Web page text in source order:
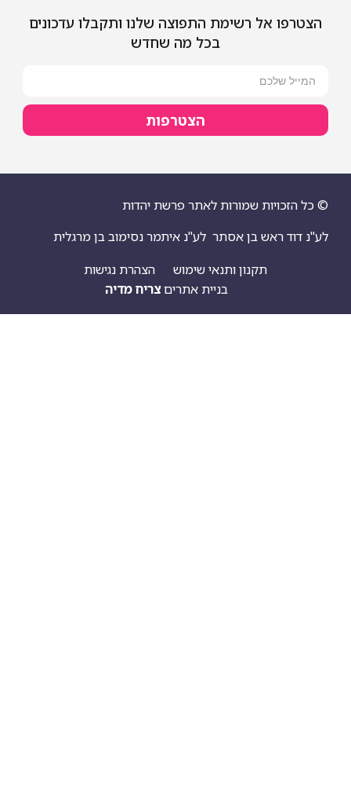
אל רשימת התפוצה שלנו ותקבלו עדכונים
בכל מה שחדש
שמורות לאתר פרשת יהדות
ראש בן אסתר לע"נ איתמר נסימוב בן מרגלית
תקנון ותנאי שימוש
הצהרת נגישות
בניית אתריםצריח מדיה